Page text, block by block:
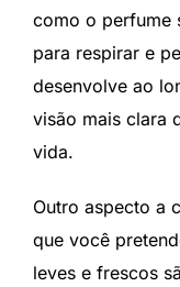
como o perfume
para respirar e
desenvolve ao
visão mais clara
vida.
Outro aspecto a
que você
leves e frescos